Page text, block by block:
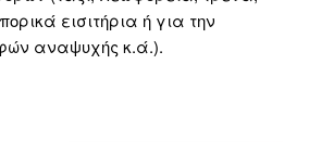
εισιτήρια ή για την
αναψυχής κ.ά.).